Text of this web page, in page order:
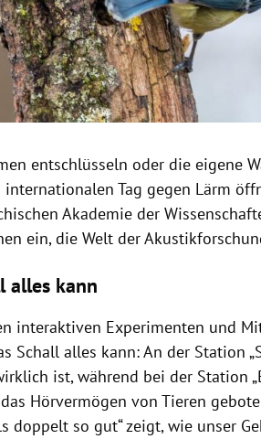
entschlüsseln oder die eigene
Tag gegen Lärm
Akademie der
ein, die Welt der
alles kann
interaktiven Experimenten und
Schall alles kann: An der Station
ist, während bei der Station
Hörvermögen von Tieren
doppelt so gut“ zeigt, wie unser